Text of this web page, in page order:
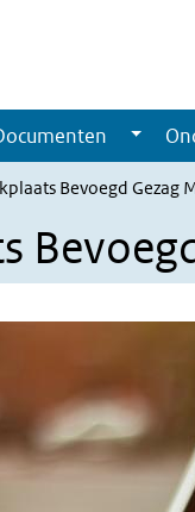
Bevoegd Gezag